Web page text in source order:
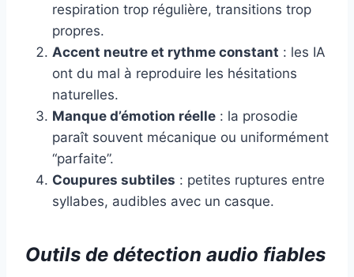
respiration trop régulière, transitions trop
propres.
Accent neutre et rythme constant : les IA
ont du mal à reproduire les hésitations
naturelles.
Manque d’émotion réelle : la prosodie
paraît souvent mécanique ou uniformément
“parfaite”.
Coupures subtiles : petites ruptures entre
syllabes, audibles avec un casque.
Outils de détection audio fiables